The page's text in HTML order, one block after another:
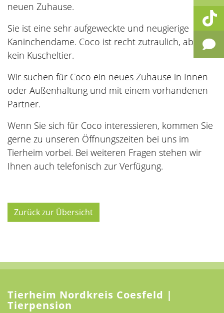
neuen Zuhause.
Sie ist eine sehr aufgeweckte und neugierige
Kaninchendame. Coco ist recht zutraulich, aber
kein Kuscheltier.
Wir suchen für Coco ein neues Zuhause in Innen-
oder Außenhaltung und mit einem vorhandenen
Partner.
Wenn Sie sich für Coco interessieren, kommen Sie
gerne zu unseren Öffnungszeiten bei uns im
Tierheim vorbei. Bei weiteren Fragen stehen wir
Ihnen auch telefonisch zur Verfügung.
Zurück zur Übersicht
Tierheim Nordkreis Coesfeld |
Tierpension